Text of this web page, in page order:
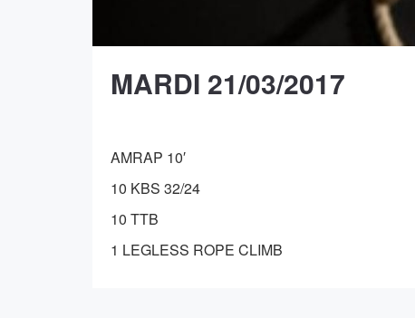
MARDI 21/03/2017
AMRAP 10′
10 KBS 32/24
10 TTB
1 LEGLESS ROPE CLIMB